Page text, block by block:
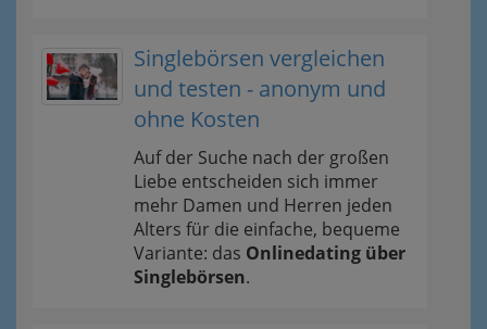
Singlebörsen vergleichen
und testen - anonym und
ohne Kosten
Auf der Suche nach der großen
Liebe entscheiden sich immer
mehr Damen und Herren jeden
Alters für die einfache, bequeme
Variante: das Onlinedating über
Singlebörsen.